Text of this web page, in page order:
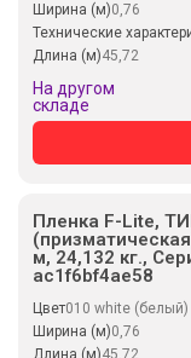
Ширина (м)0,76
Технические
Длина (м)45,72
На другом
складе
Пленка F-Lite,
м, 24,132 кг.,
ac1f6bf4ae58
Цвет010 white (белый)
Ширина (м)0,76
Длина (м)45,72